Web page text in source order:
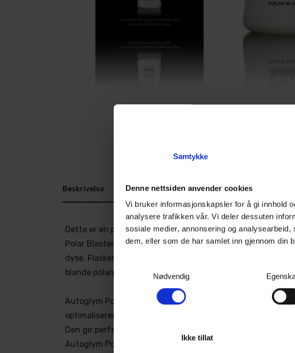
Samtykke
Denne nettsiden anvender cookies
Vi bruker informasjonskapsler for å gi innhold
analysere trafikken vår. Vi deler dessuten
sosiale medier, annonsering og
dem, eller som de har samlet inn gjennom din
Nødvendig
Ikke tillat
Beskrivelse Dokumenter
Dette er en perfekt skumkanon for alle skumsåper. Med
Polar Blaster Skumkanon får du en solid skumkanon med
dyse. Flasken er bred og stødig, med stor åpning for å
blande polarprodukt og vann.
Autoglym Polar Blaster lager tykt skum som henger godt og
optimaliserer tettheten for å effektivt rengjøre dypt med
Den gir perfekt konsistens for å påføre den hyperhydrofobe
Autoglym Polar Seal på få sekunder. Her har du en